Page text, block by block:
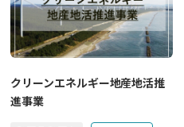
クリーンエネルギー地産地活推
進事業